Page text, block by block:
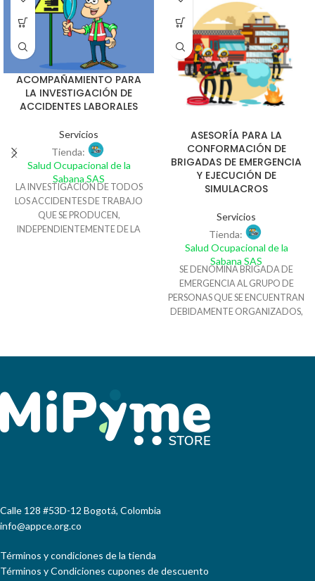
ACOMPAÑAMIENTO PARA
LA INVESTIGACIÓN DE
ACCIDENTES LABORALES
Servicios
Tienda:
Salud Ocupacional de la
Sabana SAS
LA INVESTIGACIÓN DE TODOS
LOS ACCIDENTES DE TRABAJO
QUE SE PRODUCEN,
INDEPENDIENTEMENTE DE LA
DE SEGURIDAD Y SALUD EN EL
EMPRESAS.
ASESORÍA PARA LA
CONFORMACIÓN DE
BRIGADAS DE EMERGENCIA
Y EJECUCIÓN DE
SIMULACROS
Servicios
Tienda:
Salud Ocupacional de la
Sabana SAS
SE DENOMINA BRIGADA DE
EMERGENCIA AL GRUPO DE
PERSONAS QUE SE ENCUENTRAN
DEBIDAMENTE ORGANIZADOS,
IDENTIFICAR LAS CONDICIONES
ACTUAN PARA PREVENIR,
CONTROLAR Y REACCIONAR EN
SITUACIONES DE RIESGO,
Calle 128 #53D-12 Bogotá, Colombia
info@appce.org.co
Términos y condiciones de la tienda
Términos y Condiciones cupones de descuento